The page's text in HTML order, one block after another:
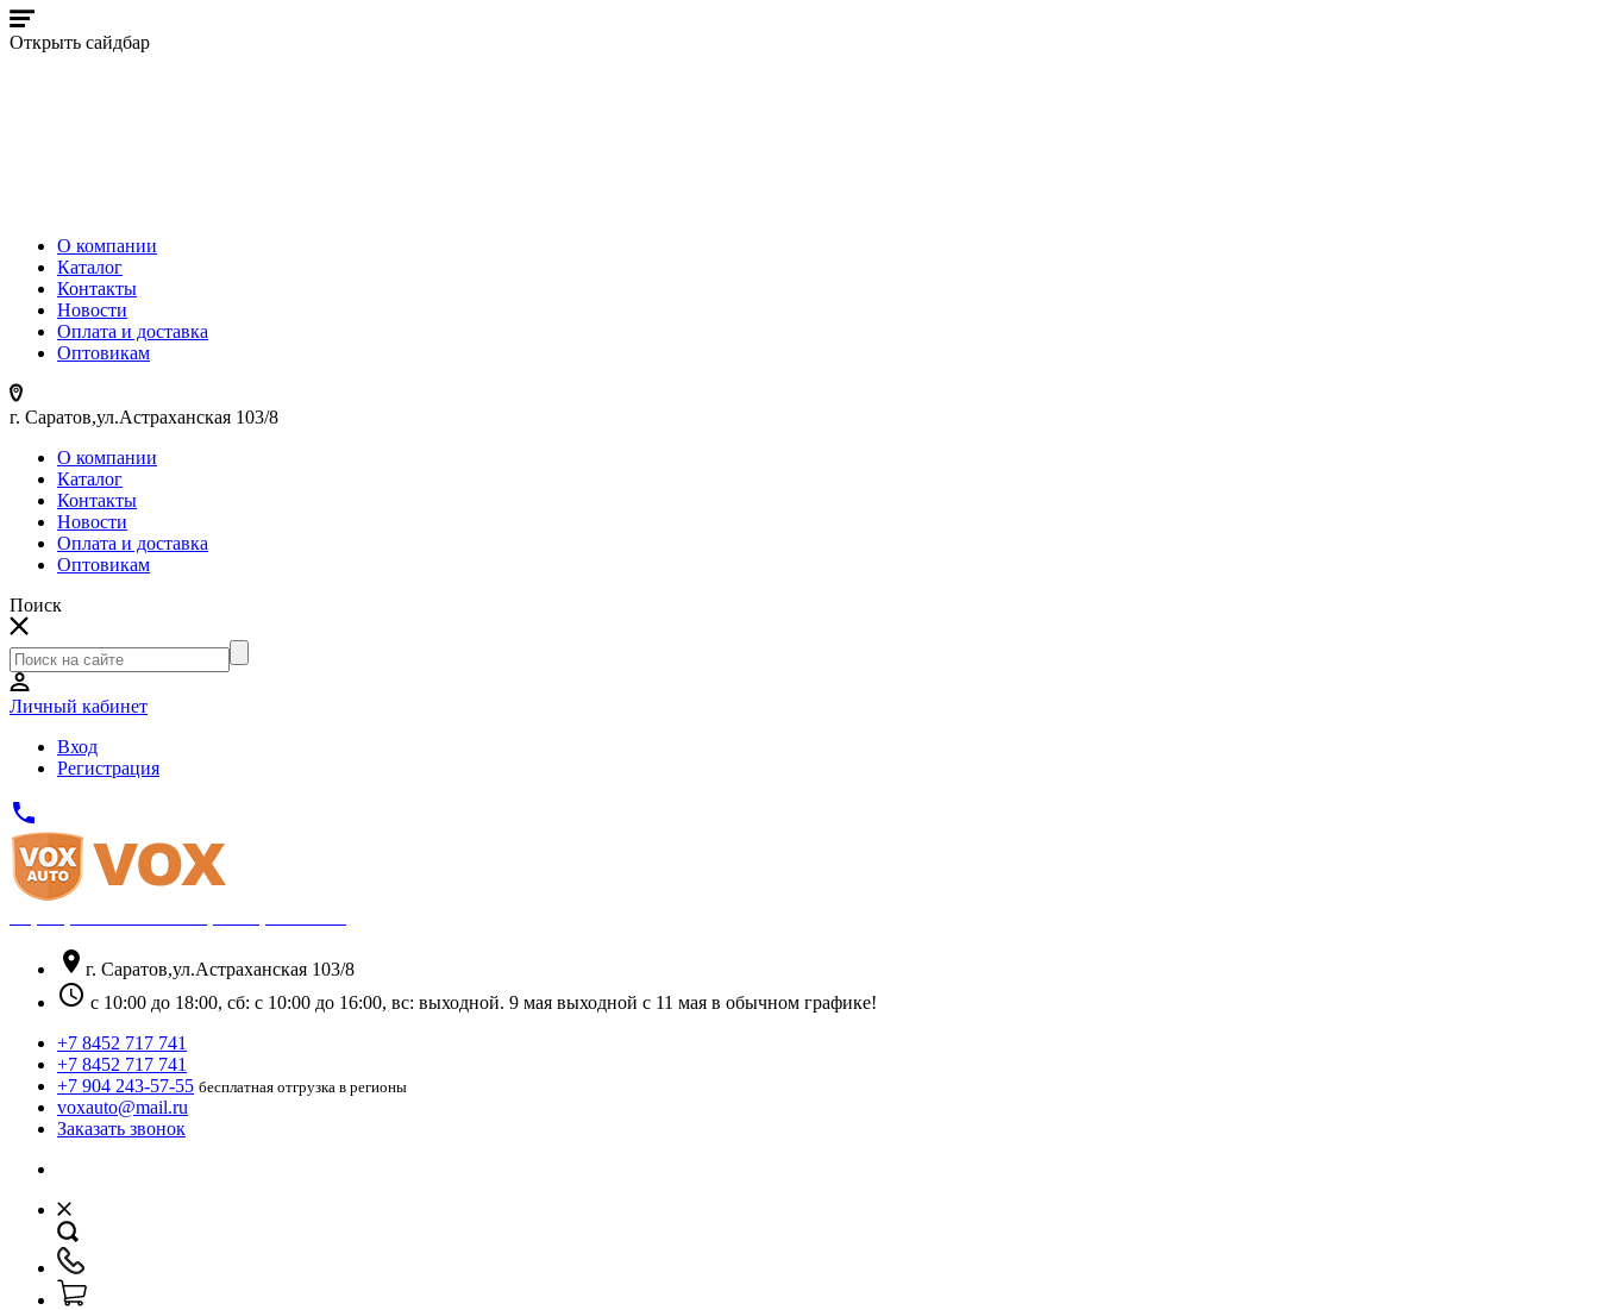
Открыть сайдбар
О компании
Каталог
Контакты
Новости
Оплата и доставка
Оптовикам
г. Саратов,ул.Астраханская 103/8
О компании
Каталог
Контакты
Новости
Оплата и доставка
Оптовикам
Поиск
Личный кабинет
Вход
Регистрация
phone
location_on г. Саратов,ул.Астраханская 103/8
schedule с 10:00 до 18:00, сб: с 10:00 до 16:00, вс: выходной. 9 мая выходной с 11 мая в обычном графике!
+7 8452 717 741
+7 8452 717 741
+7 904 243-57-55 бесплатная отгрузка в регионы
voxauto@mail.ru
Заказать звонок